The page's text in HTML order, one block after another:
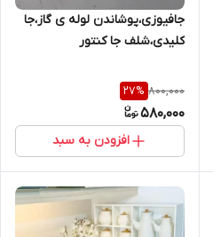
جافیوزی،پوشاندن لوله ی گاز،جا
کلیدی،شلف جا کنتور
فیوزی
800,000
27%
580,000
افزودن به سبد